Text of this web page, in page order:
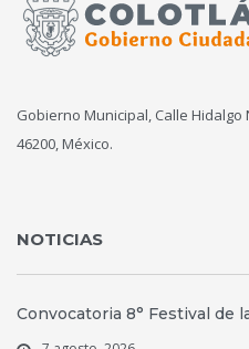
Gobierno Municipal, Calle Hidalgo
46200, México.
NOTICIAS
Convocatoria 8° Festival de